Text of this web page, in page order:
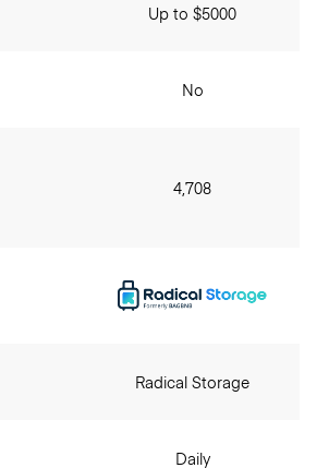
Up to $5000
No
4,708
Radical Storage
Daily